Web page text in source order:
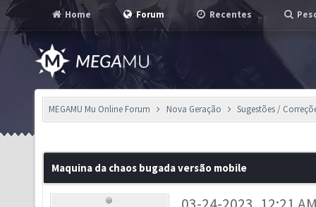
Home Forum Recentes
MEGAMU Mu Online Forum Nova Geração Sugestões /
Maquina da chaos bugada versão mobile